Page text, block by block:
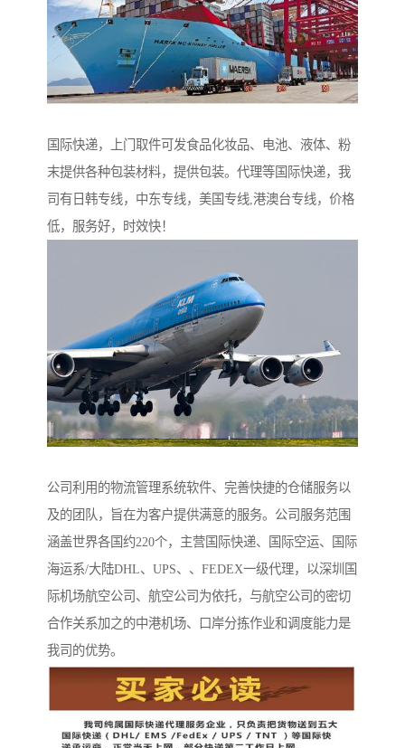
国际快递，上门取件可发食品化妆品、电池、液体、粉
末提供各种包装材料，提供包装。代理等国际快递，我
司有日韩专线，中东专线，美国专线,港澳台专线，价格
低，服务好，时效快！
公司利用的物流管理系统软件、完善快捷的仓储服务以
及的团队，旨在为客户提供满意的服务。公司服务范围
涵盖世界各国约220个，主营国际快递、国际空运、国际
海运系/大陆DHL、UPS、、FEDEX一级代理，以深圳国
际机场航空公司、航空公司为依托，与航空公司的密切
合作关系加之的中港机场、口岸分拣作业和调度能力是
我司的优势。